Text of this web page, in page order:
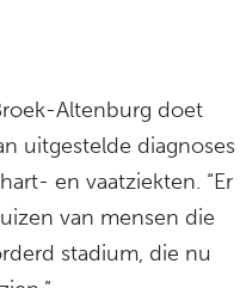
Altenburg doet
uitgestelde diagnoses
en vaatziekten. “Er
van mensen die
stadium, die nu